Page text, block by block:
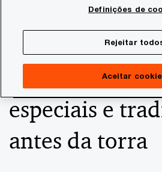
Método
inteligência
permite
especiais e
antes da torra
Definições de
Rejeitar
Aceitar